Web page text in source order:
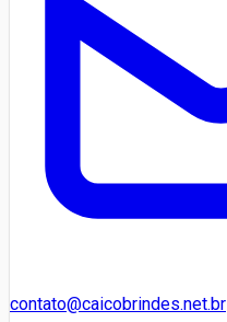
contato@caicobrindes.net.br